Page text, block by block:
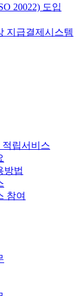
20022) 도입
지급결제시스템
적립서비스
방법
참여